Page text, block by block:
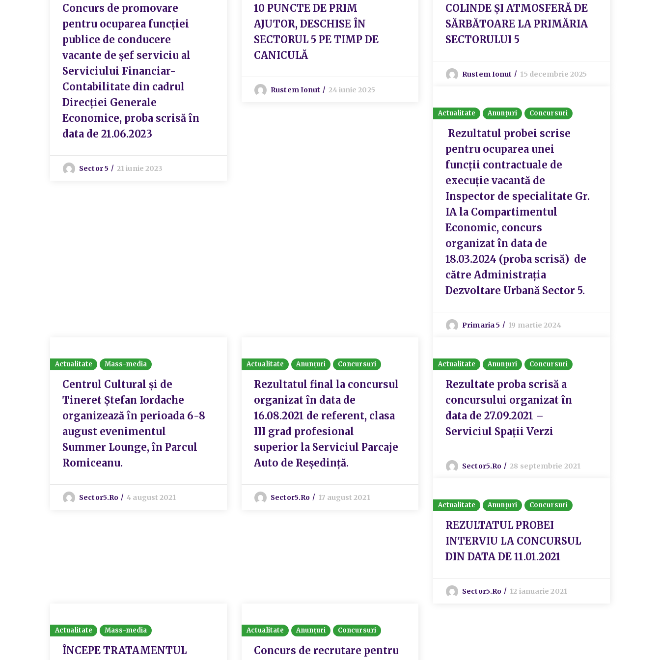
Concurs de promovare
pentru ocuparea funcției
publice de conducere
vacante de șef serviciu al
Serviciului Financiar-
Contabilitate din cadrul
Direcției Generale
Economice, proba scrisă în
data de 21.06.2023
Sector 5 21 iunie 2023
10 PUNCTE DE PRIM
AJUTOR, DESCHISE ÎN
SECTORUL 5 PE TIMP DE
CANICULĂ
Rustem Ionut 24 iunie 2025
COLINDE ȘI ATMOSFERĂ DE
SĂRBĂTOARE LA PRIMĂRIA
SECTORULUI 5
Rustem Ionut 15 decembrie 2025
Actualitate Anunțuri Concursuri
Rezultatul probei scrise
pentru ocuparea unei
funcții contractuale de
execuție vacantă de
Inspector de specialitate Gr.
IA la Compartimentul
Economic, concurs
organizat în data de
18.03.2024 (proba scrisă) de
către Administrația
Dezvoltare Urbană Sector 5.
Primaria 5 19 martie 2024
Actualitate Mass-media
Centrul Cultural şi de
Tineret Ştefan Iordache
organizează în perioada 6-8
august evenimentul
Summer Lounge, în Parcul
Romiceanu.
Sector5.ro 4 august 2021
Actualitate Anunțuri Concursuri
Rezultatul final la concursul
organizat în data de
16.08.2021 de referent, clasa
III grad profesional
superior la Serviciul Parcaje
Auto de Reședință.
Sector5.ro 17 august 2021
Actualitate Anunțuri Concursuri
Rezultate proba scrisă a
concursului organizat în
data de 27.09.2021 –
Serviciul Spații Verzi
Sector5.ro 28 septembrie 2021
Actualitate Anunțuri Concursuri
REZULTATUL PROBEI
INTERVIU LA CONCURSUL
DIN DATA DE 11.01.2021
Sector5.ro 12 ianuarie 2021
Actualitate Mass-media
ÎNCEPE TRATAMENTUL
Actualitate Anunțuri Concursuri
Concurs de recrutare pentru